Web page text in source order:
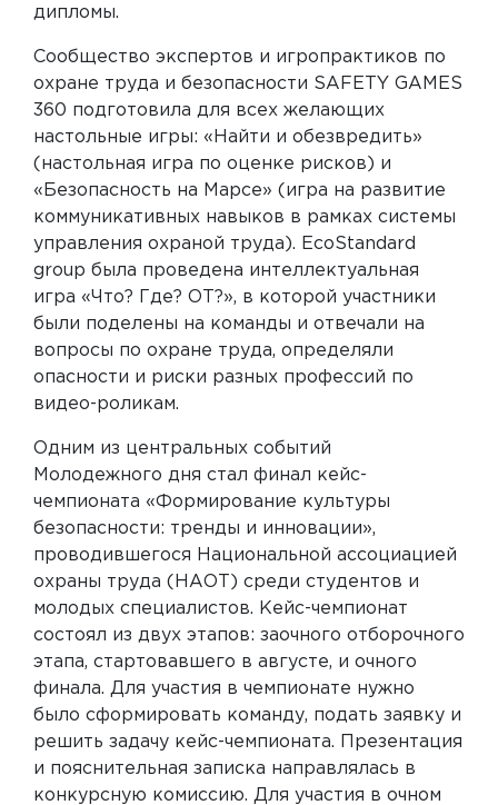
дипломы.
Сообщество экспертов и игропрактиков по
охране труда и безопасности SAFETY GAMES
360 подготовила для всех желающих
настольные игры: «Найти и обезвредить»
(настольная игра по оценке рисков) и
«Безопасность на Марсе» (игра на развитие
коммуникативных навыков в рамках системы
управления охраной труда). EcoStandard
group была проведена интеллектуальная
игра «Что? Где? ОТ?», в которой участники
были поделены на команды и отвечали на
вопросы по охране труда, определяли
опасности и риски разных профессий по
видео-роликам.
Одним из центральных событий
Молодежного дня стал финал кейс-
чемпионата «Формирование культуры
безопасности: тренды и инновации»,
проводившегося Национальной ассоциацией
охраны труда (НАОТ) среди студентов и
молодых специалистов. Кейс-чемпионат
состоял из двух этапов: заочного отборочного
этапа, стартовавшего в августе, и очного
финала. Для участия в чемпионате нужно
было сформировать команду, подать заявку и
решить задачу кейс-чемпионата. Презентация
и пояснительная записка направлялась в
конкурсную комиссию. Для участия в очном